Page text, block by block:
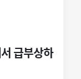
의 도구에
으로 사용
. 이 기술